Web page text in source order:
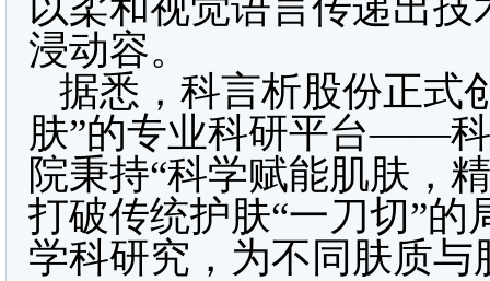
浸动容。
据悉，科言析股份正式
肤”的专业科研平台——
院秉持“科学赋能肌肤，
打破传统护肤“一刀切”
学科研究，为不同肤质